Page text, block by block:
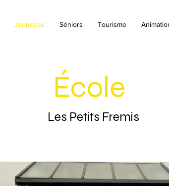
Jeunesse Séniors Tourisme
École
Les Petits Fremis